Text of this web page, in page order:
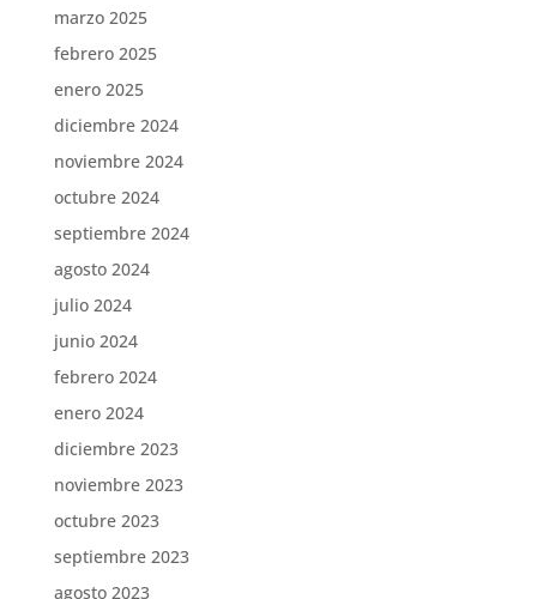
marzo 2025
febrero 2025
enero 2025
diciembre 2024
noviembre 2024
octubre 2024
septiembre 2024
agosto 2024
julio 2024
junio 2024
febrero 2024
enero 2024
diciembre 2023
noviembre 2023
octubre 2023
septiembre 2023
agosto 2023